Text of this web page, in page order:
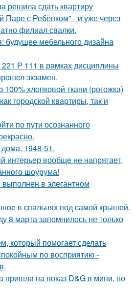
решила сдать квартиру
с Ребёнком" - и уже через
филиал свалки.
будущее мебельного дизайна
Р 111 в рамках дисциплины
экзамен.
100% хлопковой ткани (рогожка)
городской квартиры, так и
по пути осознанного
1948-51.
интерьер вообще не напрягает,
шоурума!
в элегантном
в спальнях под самой крышей.
8 марта запомнилось не только
который помогает сделать
по восприятию -
пришла на показ D&G в мини, но